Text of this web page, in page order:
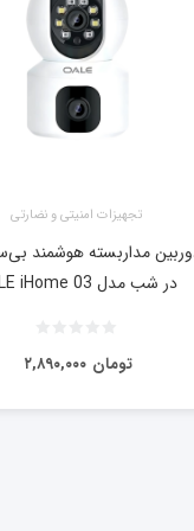
تجهیزات امنیتی و نضارتی
مداربسته هوشمند
در شب مدل OALE iHome 03
۲,۸۹۰,۰۰۰ تومان